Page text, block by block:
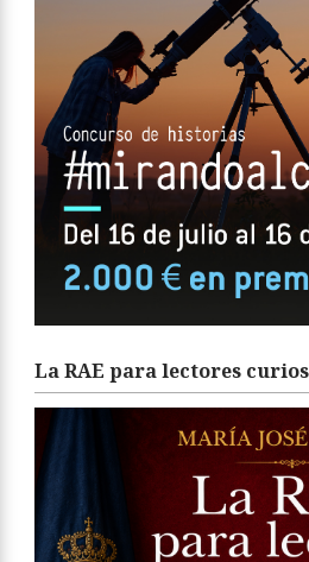
La RAE para lectores